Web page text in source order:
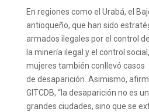
En regiones como el Urabá, el
antioqueño, que han sido
armados ilegales por el control
la minería ilegal y el control
mujeres también conllevó casos
de desaparición. Asimismo,
GITCDB, “la desaparición no es
grandes ciudades, sino que se